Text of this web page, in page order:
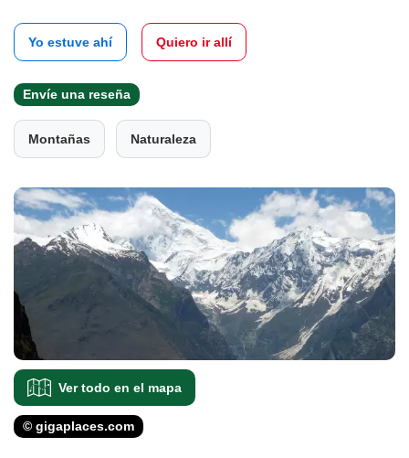
Yo estuve ahí Quiero ir allí
Envíe una reseña
Montañas Naturaleza
Ver todo en el mapa
© gigaplaces.com